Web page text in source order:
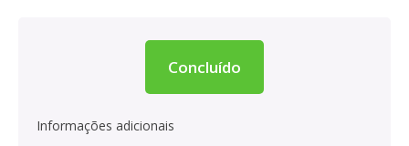
Concluído
Informações adicionais